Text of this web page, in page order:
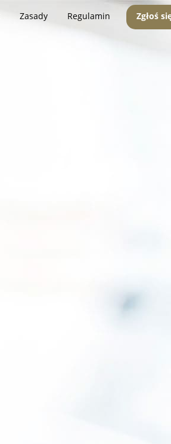
Zasady Regulamin Zgłoś